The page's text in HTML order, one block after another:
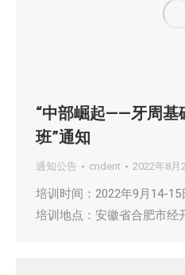
“中部崛起——牙周基
班”通知
通知公告 cndent 2022年8月
培训时间：2022年9月14-15
培训地点：安徽省合肥市经